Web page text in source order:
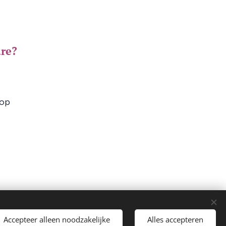
Accepteer alleen noodzakelijke Alles accepteren